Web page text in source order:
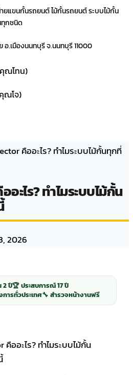
แขนกั้นรถยนต์ ไม้กั้นรถยนต์ ระบบไม้กั้น
ทุกชนิด
อ.เมืองนนทบุรี จ.นนทบุรี 11000
ณโทน)
ณโจ)
คืออะไร? ทำไมระบบไม้กั้นทุกที่
ะไร? ทำไมระบบไม้กั้น
2026
2 ปี🏆 ประสบการณ์ 17 ปี
ารทั่วประเทศ🔧 สำรวจหน้างานฟรี